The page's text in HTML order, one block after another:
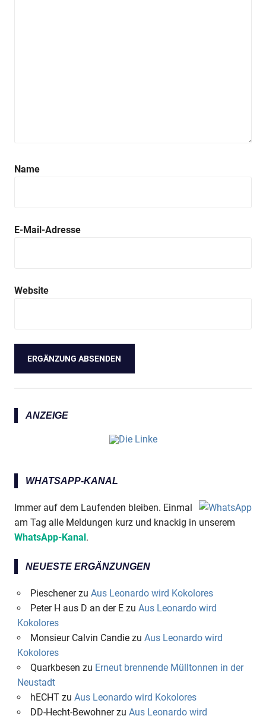
Name
E-Mail-Adresse
Website
ANZEIGE
WHATSAPP-KANAL
Immer auf dem Laufenden bleiben. Einmal
am Tag alle Meldungen kurz und knackig in unserem
WhatsApp-Kanal .
NEUESTE ERGÄNZUNGEN
Pieschenerzu Aus Leonardo wird Kokolores
Peter H aus D an der Ezu Aus Leonardo wird
Kokolores
Monsieur Calvin Candiezu Aus Leonardo wird
Kokolores
Quarkbesen zu Erneut brennende Mülltonnen in der
Neustadt
hECHTzu Aus Leonardo wird Kokolores
DD-Hecht-Bewohnerzu Aus Leonardo wird